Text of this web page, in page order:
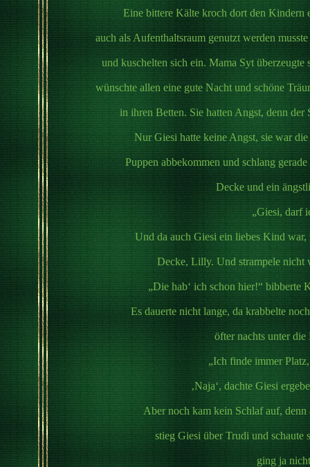
Eine bittere Kälte kroch dort den Kindern
auch als Aufenthaltsraum genutzt werden
und kuschelten sich ein. Mama Syt
wünschte allen eine gute Nacht und schöne
in ihren Betten. Sie hatten Angst, denn
Nur Giesi hatte keine Angst, sie war
Puppen abbekommen und schlang
Decke und ein
„Giesi, darf
Und da auch Giesi ein liebes Kind war,
Decke, Lilly. Und strampele nicht
„Die hab‘ ich schon hier!“
Es dauerte nicht lange, da krabbelte
öfter nachts unter
„Ich finde immer
‚Naja‘, dachte Giesi
Aber noch kam kein Schlaf auf,
stieg Giesi über Trudi und
ging ja